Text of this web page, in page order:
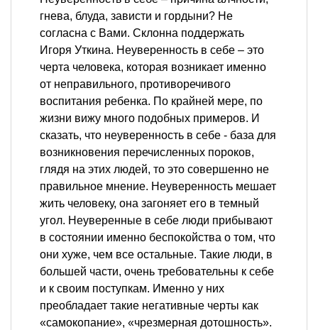
гнева, блуда, зависти и гордыни? Не
согласна с Вами. Склонна поддержать
Игоря Уткина. Неуверенность в себе – это
черта человека, которая возникает именно
от неправильного, противоречивого
воспитания ребенка. По крайней мере, по
жизни вижу много подобных примеров. И
сказать, что неуверенность в себе - база для
возникновения перечисленных пороков,
глядя на этих людей, то это совершенно не
правильное мнение. Неуверенность мешает
жить человеку, она загоняет его в темный
угол. Неуверенные в себе люди прибывают
в состоянии именно беспокойства о том, что
они хуже, чем все остальные. Такие люди, в
большей части, очень требовательны к себе
и к своим поступкам. Именно у них
преобладает такие негативные черты как
«самокопание», «чрезмерная дотошность».